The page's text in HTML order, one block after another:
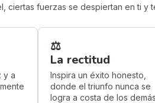
ciertas fuerzas se despiertan en ti y
y a
⚖️
La rectitud
Inspira un éxito honesto,
donde el triunfo nunca se
logra a costa de los